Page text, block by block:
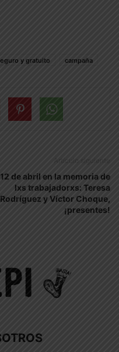
y gratuito campaña
Artículo siguiente
12 de abril en la memoria de
lxs trabajadorxs: Teresa
Rodríguez y Víctor Choque,
¡presentes!